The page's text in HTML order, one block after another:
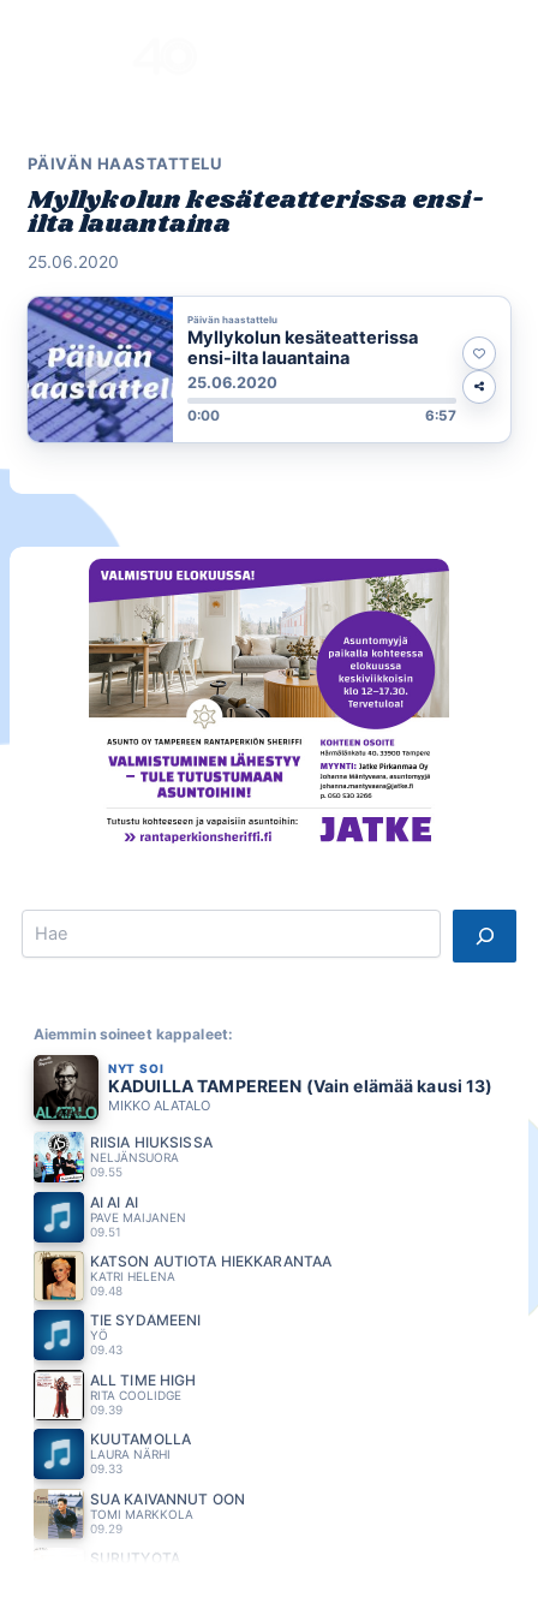
PÄIVÄN HAASTATTELU
Myllykolun kesäteatterissa ensi-
ilta lauantaina
25.06.2020
Päivän haastattelu
Myllykolun kesäteatterissa
ensi-ilta lauantaina
25.06.2020
0:00 6:57
Search
Aiemmin soineet kappaleet:
NYT SOI
KADUILLA TAMPEREEN (Vain elämää kausi 13)
MIKKO ALATALO
RIISIA HIUKSISSA
NELJÄNSUORA
09.55
AI AI AI
PAVE MAIJANEN
09.51
KATSON AUTIOTA HIEKKARANTAA
KATRI HELENA
09.48
TIE SYDÄMEENI
YÖ
09.43
ALL TIME HIGH
RITA COOLIDGE
09.39
KUUTAMOLLA
LAURA NÄRHI
09.33
SUA KAIVANNUT OON
TOMI MARKKOLA
09.29
SURUTYÖTÄ